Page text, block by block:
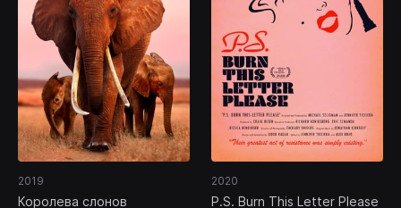
2019
Королева слонов
2020
P.S. Burn This Letter Please